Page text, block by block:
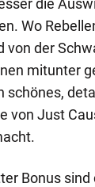
Wo
von der
mitunter
schönes,
von Just
Bonus sind